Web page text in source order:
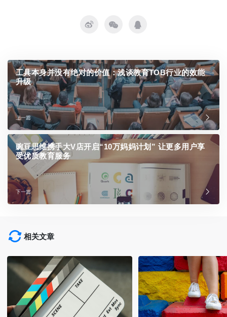
工具本身并没有绝对的价值：浅谈教育TOB行业的效能
升级
上一篇
豌豆思维携手大V店开启“10万妈妈计划” 让更多用户享
受优质教育服务
下一篇
相关文章